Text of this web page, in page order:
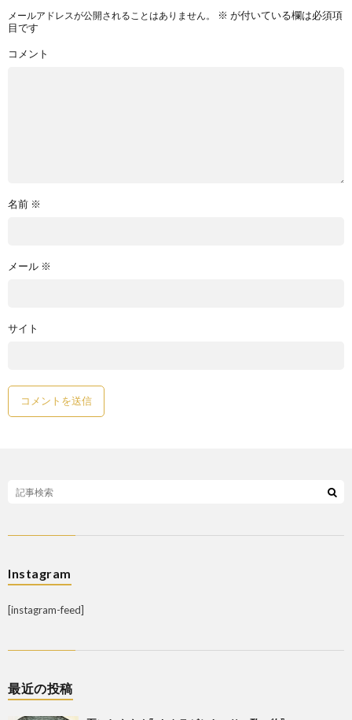
メールアドレスが公開されることはありません。 ※ が付いている欄は必須項
目です
コメント
名前 ※
メール ※
サイト
Instagram
[instagram-feed]
最近の投稿